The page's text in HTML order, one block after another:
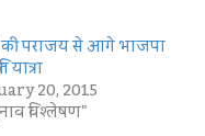
की पराजय से आगे भाजपा
यात्रा
20, 2015
विश्लेषण"